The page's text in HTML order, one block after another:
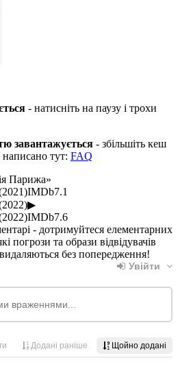
- натисніть на паузу і трохи
завантажується - збільшіть кеш
тут: FAQ
Парижа»
IMDb7.1
▶
IMDb7.6
- дотримуйтеся елементарних
погрози та образи відвідувачів
без попередження!